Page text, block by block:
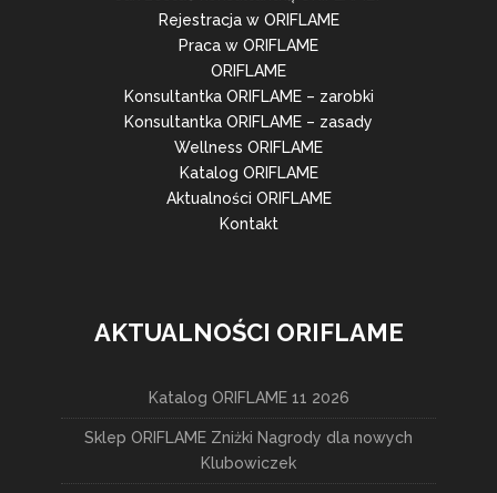
Rejestracja w ORIFLAME
Praca w ORIFLAME
ORIFLAME
Konsultantka ORIFLAME – zarobki
Konsultantka ORIFLAME – zasady
Wellness ORIFLAME
Katalog ORIFLAME
Aktualności ORIFLAME
Kontakt
AKTUALNOŚCI ORIFLAME
Katalog ORIFLAME 11 2026
Sklep ORIFLAME Zniżki Nagrody dla nowych
Klubowiczek